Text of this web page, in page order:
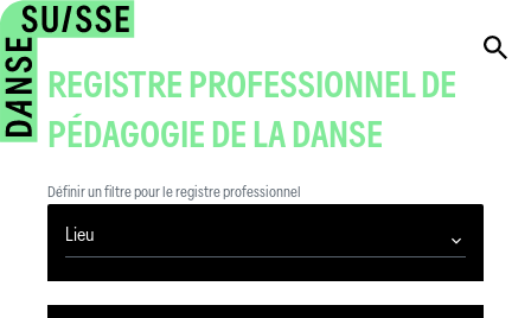
REGISTRE PROFESSIONNEL DE
PÉDAGOGIE DE LA DANSE
Définir un filtre pour le registre professionnel
Lieu